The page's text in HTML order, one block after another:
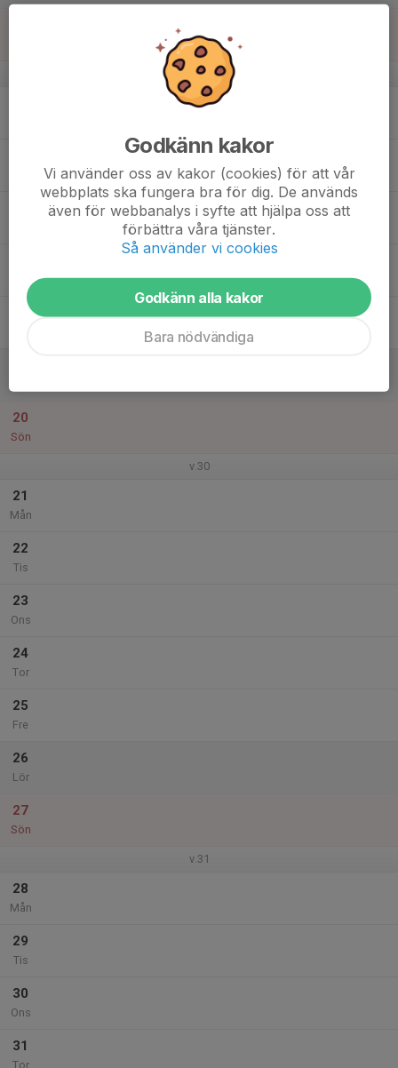
v.29
20
Sön
v.30
21
Mån
22
Tis
23
Ons
24
Tor
25
Fre
26
Lör
27
Sön
v.31
28
Mån
29
Tis
30
Ons
31
Tor
Godkänn kakor
Vi använder oss av kakor (cookies) för att vår
webbplats ska fungera bra för dig. De används
även för webbanalys i syfte att hjälpa oss att
förbättra våra tjänster.
Så använder vi cookies
Godkänn alla kakor
Bara nödvändiga